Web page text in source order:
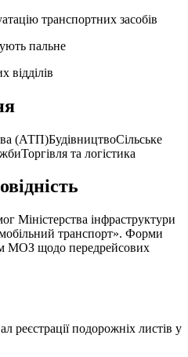
транспортних засобів
пальне
відділів
(АТП)БудівництвоСільське
Торгівля та логістика
Міністерства інфраструктури
транспорт». Форми
МОЗ щодо передрейсових
реєстрації подорожніх листів у